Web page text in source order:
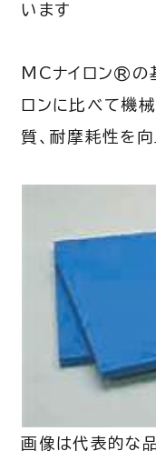
います
MCナイロン®の
ロンに比べて機
質、耐摩耗性を向
画像は代表的な